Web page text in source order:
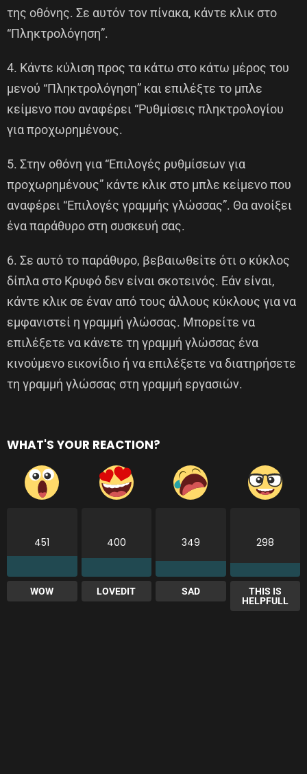
της οθόνης. Σε αυτόν τον πίνακα, κάντε κλικ στο
“Πληκτρολόγηση”.
4. Κάντε κύλιση προς τα κάτω στο κάτω μέρος του
μενού “Πληκτρολόγηση” και επιλέξτε το μπλε
κείμενο που αναφέρει “Ρυθμίσεις πληκτρολογίου
για προχωρημένους.
5. Στην οθόνη για “Επιλογές ρυθμίσεων για
προχωρημένους” κάντε κλικ στο μπλε κείμενο που
αναφέρει “Επιλογές γραμμής γλώσσας”. Θα ανοίξει
ένα παράθυρο στη συσκευή σας.
6. Σε αυτό το παράθυρο, βεβαιωθείτε ότι ο κύκλος
δίπλα στο Κρυφό δεν είναι σκοτεινός. Εάν είναι,
κάντε κλικ σε έναν από τους άλλους κύκλους για να
εμφανιστεί η γραμμή γλώσσας. Μπορείτε να
επιλέξετε να κάνετε τη γραμμή γλώσσας ένα
κινούμενο εικονίδιο ή να επιλέξετε να διατηρήσετε
τη γραμμή γλώσσας στη γραμμή εργασιών.
WHAT'S YOUR REACTION?
451
WOW
400
LOVEDIT
349
SAD
298
THIS IS
HELPFULL